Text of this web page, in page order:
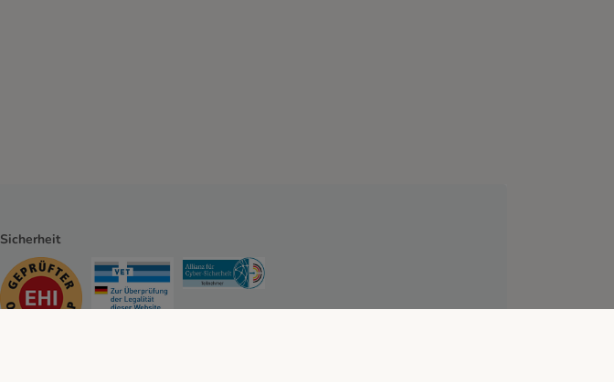
Sicherheit